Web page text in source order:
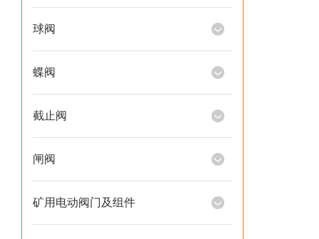
球阀
蝶阀
截止阀
闸阀
矿用电动阀门及组件